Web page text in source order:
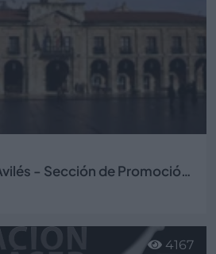
Ayuntamiento de Avilés - Sección de Promoción Empresarial
4167